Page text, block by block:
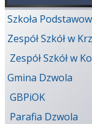
Szkoła
Zespół Szkół w
Zespół Szkół w
Gmina Dzwola
GBPiOK
Parafia Dzwola